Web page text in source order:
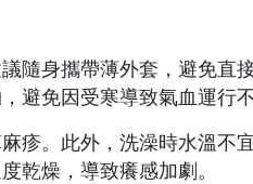
隨身攜帶薄外套，避免直
避免因受寒導致氣血運行
疹。此外，洗澡時水溫不
乾燥，導致癢感加劇。